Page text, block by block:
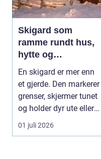
Skigard som
ramme rundt hus,
hytte og
kulturlandskap
En skigard er mer enn
et gjerde. Den markerer
grenser, skjermer tunet
og holder dyr ute eller
inne, ...
01 juli 2026